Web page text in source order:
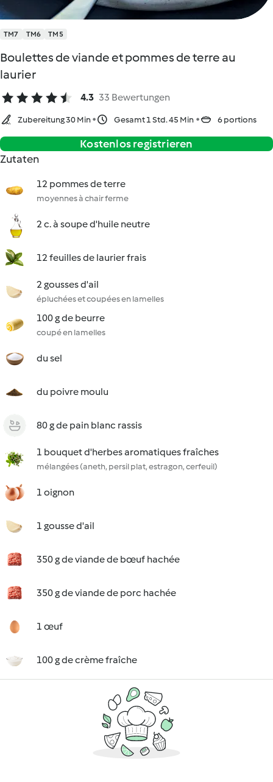
TM7 TM6 TM5
Boulettes de viande et pommes de terre au
laurier
4.3 33 Bewertungen
Zubereitung 30 Min Gesamt 1 Std. 45 Min 6 portions
Kostenlos registrieren
Zutaten
12 pommes de terre
moyennes à chair ferme
2 c. à soupe d'huile neutre
12 feuilles de laurier frais
2 gousses d'ail
épluchées et coupées en lamelles
100 g de beurre
coupé en lamelles
du sel
du poivre moulu
80 g de pain blanc rassis
1 bouquet d'herbes aromatiques fraîches
mélangées (aneth, persil plat, estragon, cerfeuil)
1 oignon
1 gousse d'ail
350 g de viande de bœuf hachée
350 g de viande de porc hachée
1 œuf
100 g de crème fraîche